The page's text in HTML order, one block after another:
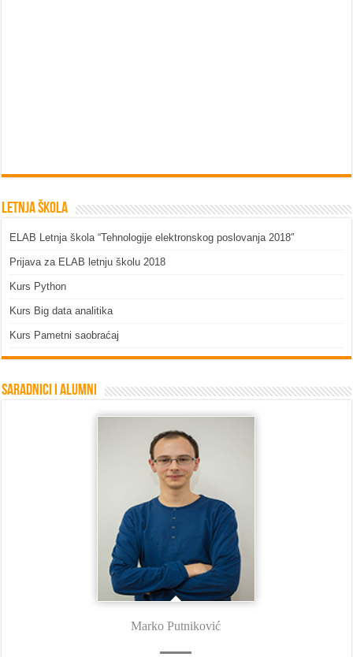
Letnja škola
ELAB Letnja škola “Tehnologije elektronskog poslovanja 2018″
Prijava za ELAB letnju školu 2018
Kurs Python
Kurs Big data analitika
Kurs Pametni saobraćaj
Saradnici i Alumni
Marko Putniković